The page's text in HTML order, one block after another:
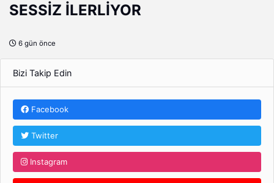
SESSİZ İLERLİYOR
6 gün önce
Bizi Takip Edin
Facebook
Twitter
Instagram